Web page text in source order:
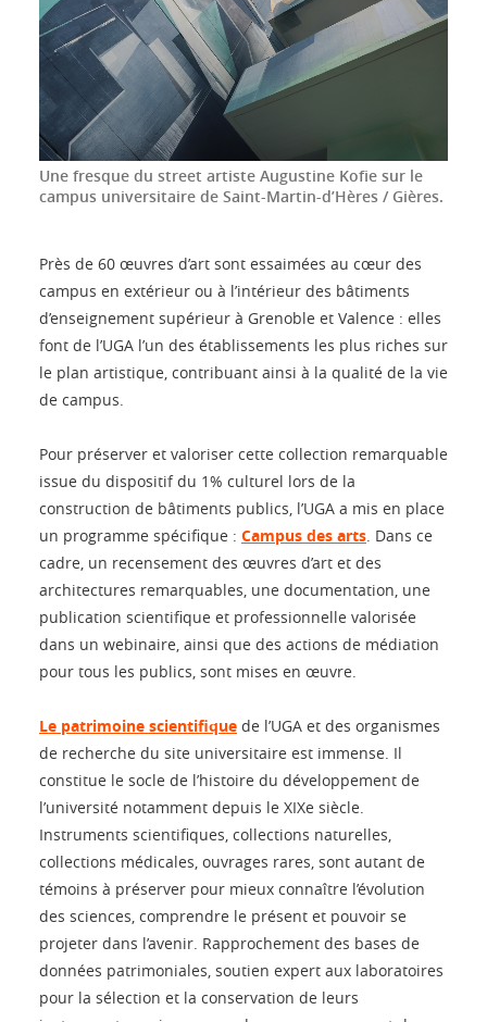
Une fresque du street artiste Augustine Kofie sur le
campus universitaire de Saint-Martin-d’Hères / Gières.
Près de 60 œuvres d’art sont essaimées au cœur des
campus en extérieur ou à l’intérieur des bâtiments
d’enseignement supérieur à Grenoble et Valence : elles
font de l’UGA l’un des établissements les plus riches sur
le plan artistique, contribuant ainsi à la qualité de la vie
de campus.
Pour préserver et valoriser cette collection remarquable
issue du dispositif du 1% culturel lors de la
construction de bâtiments publics, l’UGA a mis en place
un programme spécifique : Campus des arts . Dans ce
cadre, un recensement des œuvres d’art et des
architectures remarquables, une documentation, une
publication scientifique et professionnelle valorisée
dans un webinaire, ainsi que des actions de médiation
pour tous les publics, sont mises en œuvre.
Le patrimoine scientifique de l’UGA et des organismes
de recherche du site universitaire est immense. Il
constitue le socle de l’histoire du développement de
l’université notamment depuis le XIXe siècle.
Instruments scientifiques, collections naturelles,
collections médicales, ouvrages rares, sont autant de
témoins à préserver pour mieux connaître l’évolution
des sciences, comprendre le présent et pouvoir se
projeter dans l’avenir. Rapprochement des bases de
données patrimoniales, soutien expert aux laboratoires
pour la sélection et la conservation de leurs